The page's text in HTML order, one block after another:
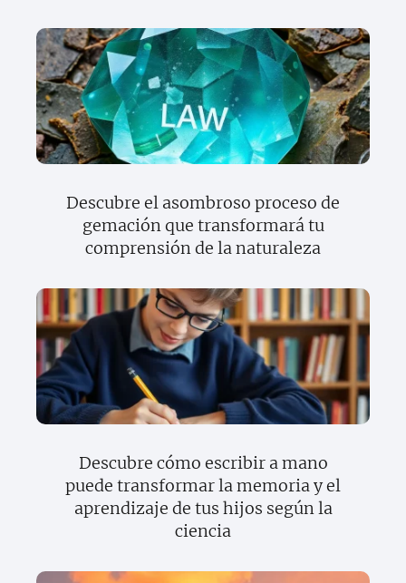
Descubre el asombroso proceso de
gemación que transformará tu
comprensión de la naturaleza
Descubre cómo escribir a mano
puede transformar la memoria y el
aprendizaje de tus hijos según la
ciencia